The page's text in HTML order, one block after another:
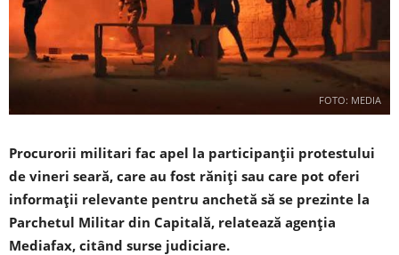
FOTO: MEDIA
Procurorii militari fac apel la participanţii protestului
de vineri seară, care au fost răniţi sau care pot oferi
informaţii relevante pentru anchetă să se prezinte la
Parchetul Militar din Capitală, relatează agenția
Mediafax, citând surse judiciare.